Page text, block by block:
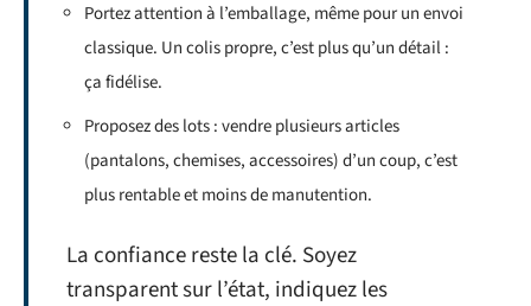
Portez attention à l’emballage, même pour un envoi
classique. Un colis propre, c’est plus qu’un détail :
ça fidélise.
Proposez des lots : vendre plusieurs articles
(pantalons, chemises, accessoires) d’un coup, c’est
plus rentable et moins de manutention.
La confiance reste la clé. Soyez
transparent sur l’état, indiquez les